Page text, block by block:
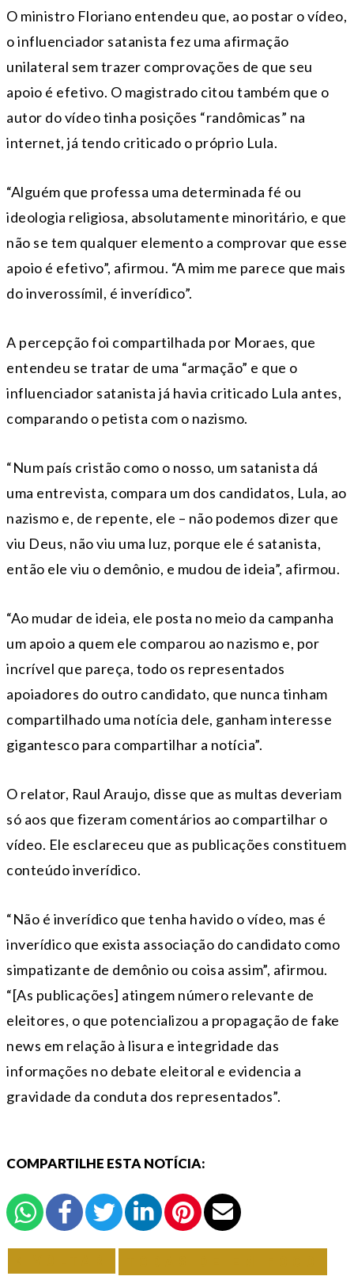
O ministro Floriano entendeu que, ao postar o vídeo,
o influenciador satanista fez uma afirmação
unilateral sem trazer comprovações de que seu
apoio é efetivo. O magistrado citou também que o
autor do vídeo tinha posições “randômicas” na
internet, já tendo criticado o próprio Lula.
“Alguém que professa uma determinada fé ou
ideologia religiosa, absolutamente minoritário, e que
não se tem qualquer elemento a comprovar que esse
apoio é efetivo”, afirmou. “A mim me parece que mais
do inverossímil, é inverídico”.
A percepção foi compartilhada por Moraes, que
entendeu se tratar de uma “armação” e que o
influenciador satanista já havia criticado Lula antes,
comparando o petista com o nazismo.
“Num país cristão como o nosso, um satanista dá
uma entrevista, compara um dos candidatos, Lula, ao
nazismo e, de repente, ele – não podemos dizer que
viu Deus, não viu uma luz, porque ele é satanista,
então ele viu o demônio, e mudou de ideia”, afirmou.
“Ao mudar de ideia, ele posta no meio da campanha
um apoio a quem ele comparou ao nazismo e, por
incrível que pareça, todo os representados
apoiadores do outro candidato, que nunca tinham
compartilhado uma notícia dele, ganham interesse
gigantesco para compartilhar a notícia”.
O relator, Raul Araujo, disse que as multas deveriam
só aos que fizeram comentários ao compartilhar o
vídeo. Ele esclareceu que as publicações constituem
conteúdo inverídico.
“Não é inverídico que tenha havido o vídeo, mas é
inverídico que exista associação do candidato como
simpatizante de demônio ou coisa assim”, afirmou.
“[As publicações] atingem número relevante de
eleitores, o que potencializou a propagação de fake
news em relação à lisura e integridade das
informações no debate eleitoral e evidencia a
gravidade da conduta dos representados”.
COMPARTILHE ESTA NOTÍCIA: